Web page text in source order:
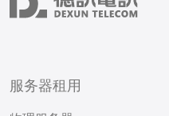
服务器租用